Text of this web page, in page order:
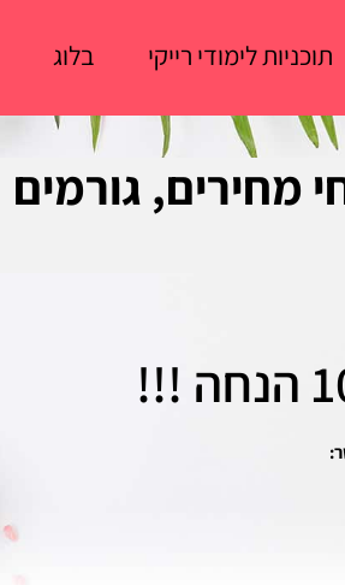
תוכניות לימודי רייקי בלוג
רפואי בישראל ב-2026 – טווחי מחירים, גורמים